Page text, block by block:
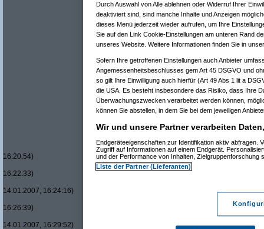
Re(14): Neue "Supersteuer" für
Re(15): Neue "Supersteuer" für
Re(16): Neue "Supersteuer" für
Re(17): Neue "Supersteuer"
Re(18): Neue
Re(20): Neue
Re(21): Neue
Re(22): Neue
Re(22): Neue
Re(23): Neue
Re(24):
Re(25):
16:20:54)
16:22:33)
14.01.2007, 16:24:16)
16:26:39)
14.01.2007, 16:29:52)
Durch Auswahl von Alle ablehnen oder Widerruf Ihrer
deaktiviert sind, sind manche Inhalte und Anzeigen
dieses Menü jederzeit wieder aufrufen, um Ihre
Sie auf den Link Cookie-Einstellungen am unteren Rand
unseres Website. Weitere Informationen finden Sie in
Sofern Ihre getroffenen Einstellungen auch Anbieter
Angemessenheitsbeschlusses gem Art 45 DSGVO und
so gilt Ihre Einwilligung auch hierfür (Art 49 Abs 1 lit a
die USA. Es besteht insbesondere das Risiko, dass Ihre
Überwachungszwecken verarbeitet werden können,
können Sie abstellen, in dem Sie bei dem jeweiligen
Wir und unsere Partner verarbeiten
Endgeräteeigenschaften zur Identifikation aktiv abfragen.
Zugriff auf Informationen auf einem Endgerät.
und der Performance von Inhalten, Zielgruppenforschung
Liste der Partner (Lieferanten)